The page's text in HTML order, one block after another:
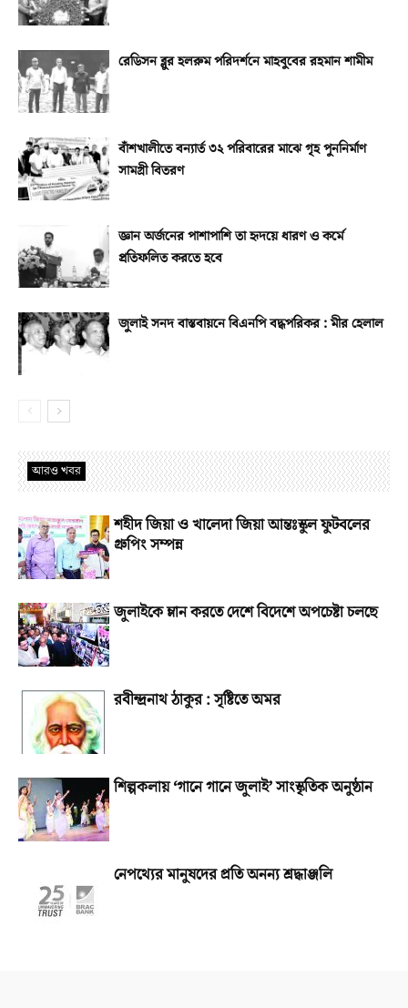
রেডিসন ব্লুর হলরুম পরিদর্শনে মাহবুবের রহমান শামীম
বাঁশখালীতে বন্যার্ত ৩২ পরিবারের মাঝে গৃহ পুননির্মাণ
সামগ্রী বিতরণ
জ্ঞান অর্জনের পাশাপাশি তা হৃদয়ে ধারণ ও কর্মে
প্রতিফলিত করতে হবে
জুলাই সনদ বাস্তবায়নে বিএনপি বদ্ধপরিকর : মীর হেলাল
আরও খবর
শহীদ জিয়া ও খালেদা জিয়া আন্তঃস্কুল ফুটবলের
গ্রুপিং সম্পন্ন
জুলাইকে ম্লান করতে দেশে বিদেশে অপচেষ্টা চলছে
রবীন্দ্রনাথ ঠাকুর : সৃষ্টিতে অমর
শিল্পকলায় ‘গানে গানে জুলাই’ সাংস্কৃতিক অনুষ্ঠান
নেপথ্যের মানুষদের প্রতি অনন্য শ্রদ্ধাঞ্জলি